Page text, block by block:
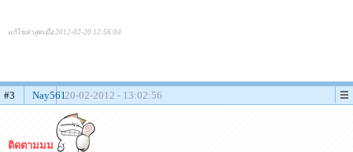
แก้ไขล่าสุดเมื่อ 2012-02-20 12:56:04
#3 Nay56120-02-2012 - 13:02:56
ติดตามมม